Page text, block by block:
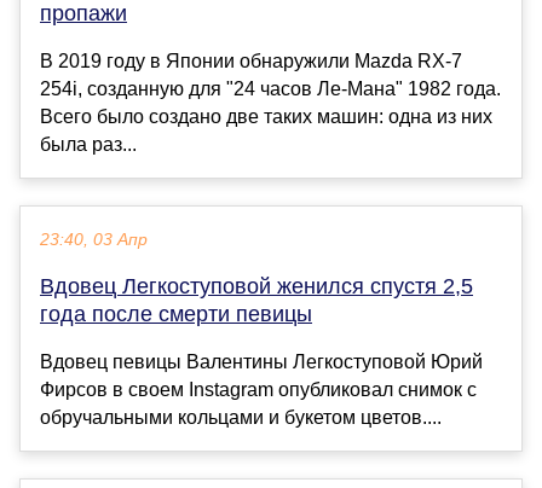
пропажи
В 2019 году в Японии обнаружили Mazda RX-7
254i, созданную для "24 часов Ле-Мана" 1982 года.
Всего было создано две таких машин: одна из них
была раз...
23:40, 03 Апр
Вдовец Легкоступовой женился спустя 2,5
года после смерти певицы
Вдовец певицы Валентины Легкоступовой Юрий
Фирсов в своем Instagram опубликовал снимок с
обручальными кольцами и букетом цветов....